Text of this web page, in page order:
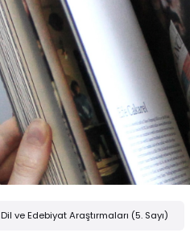
Dil ve Edebiyat Araştırmaları (5. Sayı)